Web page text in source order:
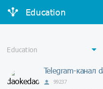
Education
Telegram-канал
99237